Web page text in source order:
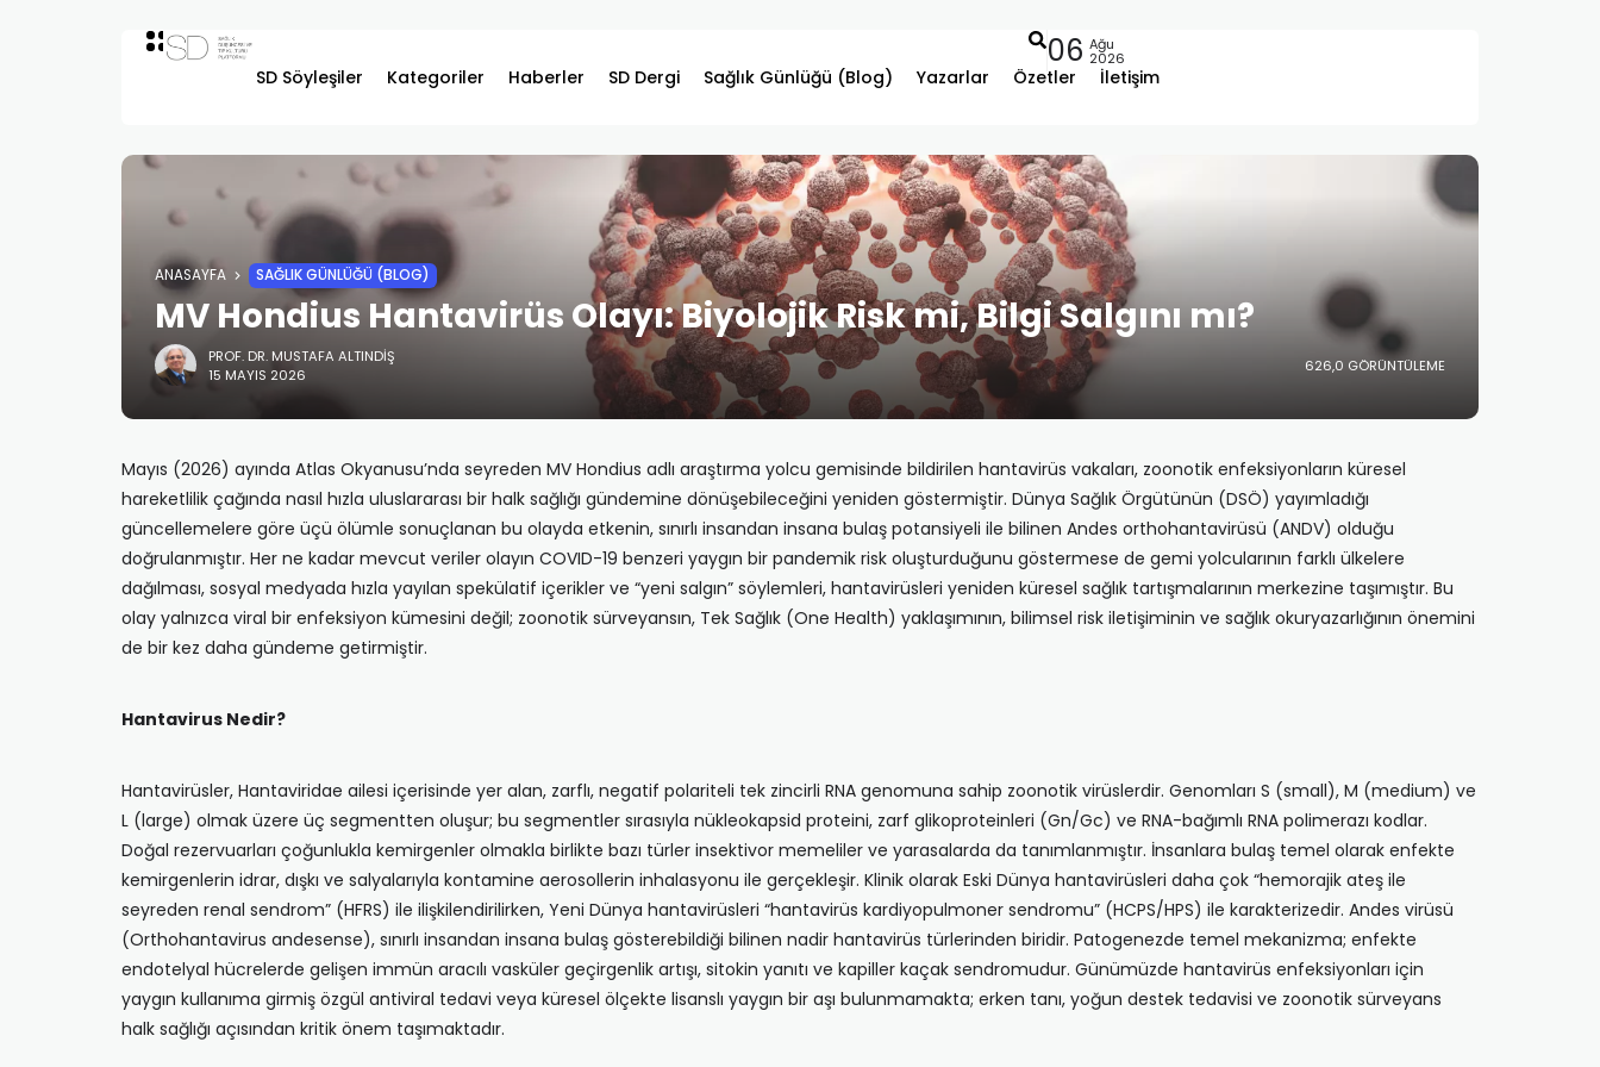
SD Söyleşiler Kategoriler Haberler SD Dergi Sağlık Günlüğü (Blog) Yazarlar Özetler İletişim
06 Ağu
2026
ANASAYFA SAĞLIK GÜNLÜĞÜ (BLOG)
MV Hondius Hantavirüs Olayı: Biyolojik Risk mi, Bilgi Salgını mı?
PROF. DR. MUSTAFA ALTINDIŞ
15 MAYIS 2026
626,0 GÖRÜNTÜLEME
Mayıs (2026) ayında Atlas Okyanusu’nda seyreden MV Hondius adlı araştırma yolcu gemisinde bildirilen hantavirüs vakaları, zoonotik enfeksiyonların küresel
hareketlilik çağında nasıl hızla uluslararası bir halk sağlığı gündemine dönüşebileceğini yeniden göstermiştir. Dünya Sağlık Örgütünün (DSÖ) yayımladığı
güncellemelere göre üçü ölümle sonuçlanan bu olayda etkenin, sınırlı insandan insana bulaş potansiyeli ile bilinen Andes orthohantavirüsü (ANDV) olduğu
doğrulanmıştır. Her ne kadar mevcut veriler olayın COVID-19 benzeri yaygın bir pandemik risk oluşturduğunu göstermese de gemi yolcularının farklı ülkelere
dağılması, sosyal medyada hızla yayılan spekülatif içerikler ve “yeni salgın” söylemleri, hantavirüsleri yeniden küresel sağlık tartışmalarının merkezine taşımıştır. Bu
olay yalnızca viral bir enfeksiyon kümesini değil; zoonotik sürveyansın, Tek Sağlık (One Health) yaklaşımının, bilimsel risk iletişiminin ve sağlık okuryazarlığının önemini
de bir kez daha gündeme getirmiştir.
Hantavirus Nedir?
Hantavirüsler, Hantaviridae ailesi içerisinde yer alan, zarflı, negatif polariteli tek zincirli RNA genomuna sahip zoonotik virüslerdir. Genomları S (small), M (medium) ve
L (large) olmak üzere üç segmentten oluşur; bu segmentler sırasıyla nükleokapsid proteini, zarf glikoproteinleri (Gn/Gc) ve RNA-bağımlı RNA polimerazı kodlar.
Doğal rezervuarları çoğunlukla kemirgenler olmakla birlikte bazı türler insektivor memeliler ve yarasalarda da tanımlanmıştır. İnsanlara bulaş temel olarak enfekte
kemirgenlerin idrar, dışkı ve salyalarıyla kontamine aerosollerin inhalasyonu ile gerçekleşir. Klinik olarak Eski Dünya hantavirüsleri daha çok “hemorajik ateş ile
seyreden renal sendrom” (HFRS) ile ilişkilendirilirken, Yeni Dünya hantavirüsleri “hantavirüs kardiyopulmoner sendromu” (HCPS/HPS) ile karakterizedir. Andes virüsü
(Orthohantavirus andesense), sınırlı insandan insana bulaş gösterebildiği bilinen nadir hantavirüs türlerinden biridir. Patogenezde temel mekanizma; enfekte
endotelyal hücrelerde gelişen immün aracılı vasküler geçirgenlik artışı, sitokin yanıtı ve kapiller kaçak sendromudur. Günümüzde hantavirüs enfeksiyonları için
yaygın kullanıma girmiş özgül antiviral tedavi veya küresel ölçekte lisanslı yaygın bir aşı bulunmamakta; erken tanı, yoğun destek tedavisi ve zoonotik sürveyans
halk sağlığı açısından kritik önem taşımaktadır.